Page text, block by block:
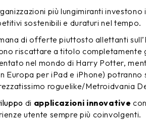
più lungimiranti investono
sostenibili e duraturi nel tempo.
di offerte piuttosto allettanti
riscattare a titolo completamente
nel mondo di Harry Potter,
Europa per iPad e iPhone)
roguelike/Metroidvania
di applicazioni innovative
utente sempre più coinvolgenti.